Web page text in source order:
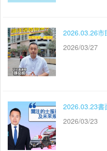
2026/03/27
2026/03/23